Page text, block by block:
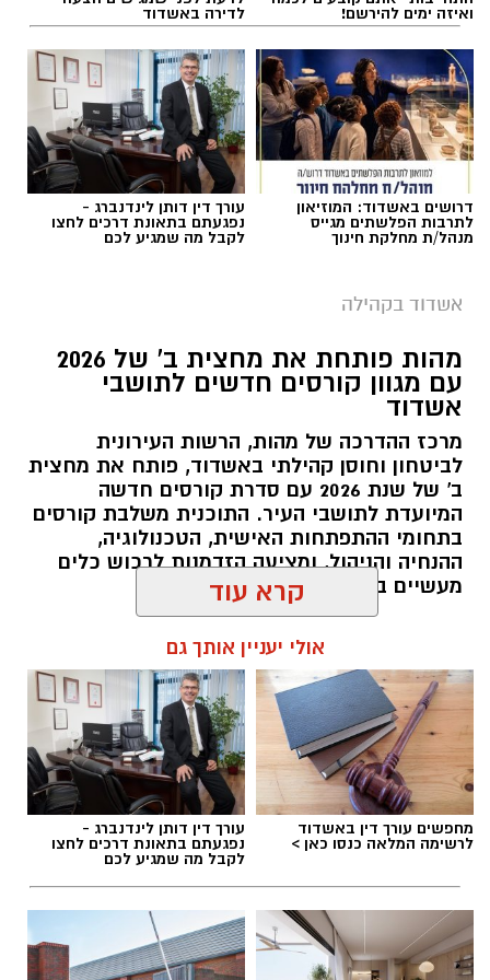
ואיזה ימים להירשם! לדירה באשדוד
דרושים באשדוד: המוזיאון
לתרבות הפלשתים מגייס
מנהל/ת מחלקת חינוך
עורך דין דותן לינדנברג -
נפגעתם בתאונת דרכים לחצו
לקבל מה שמגיע לכם
אשדוד בקהילה
מהות פותחת את מחצית ב' של 2026
עם מגוון קורסים חדשים לתושבי
אשדוד
מרכז ההדרכה של מהות, הרשות העירונית
לביטחון וחוסן קהילתי באשדוד, פותח את מחצית
ב' של שנת 2026 עם סדרת קורסים חדשה
המיועדת לתושבי העיר. התוכנית משלבת קורסים
בתחומי ההתפתחות האישית, הטכנולוגיה,
ההנחיה והניהול, ומציעה הזדמנות לרכוש כלים
מעשיים במגוון תחומים מבוקשים.
אלדה נתנאל / 10:02 07.08.26
תגים:קורסים חדשים לתושבי אשדוד
קרא עוד
אולי יעניין אותך גם
מחפשים עורך דין באשדוד
לרשימה המלאה כנסו כאן >
עורך דין דותן לינדנברג -
נפגעתם בתאונת דרכים לחצו
לקבל מה שמגיע לכם